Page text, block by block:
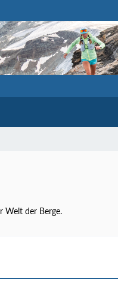
Welt der Berge.